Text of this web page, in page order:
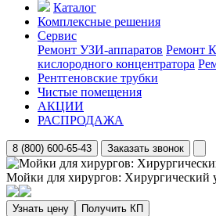
Каталог
Комплексные решения
Сервис
Ремонт УЗИ-аппаратов Ремонт
кислородного концентратора
Рентгеновские трубки
Чистые помещения
АКЦИИ
РАСПРОДАЖА
8 (800) 600-65-43 Заказать звонок
Мойки для хирургов: Хирургический
Узнать цену Получить КП